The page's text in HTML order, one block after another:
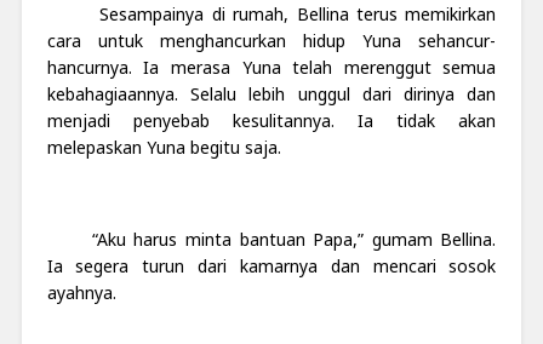
Sesampainya di rumah, Bellina terus memikirkan
cara untuk menghancurkan hidup Yuna sehancur-
hancurnya. Ia merasa Yuna telah merenggut semua
kebahagiaannya. Selalu lebih unggul dari dirinya dan
menjadi penyebab kesulitannya. Ia tidak akan
melepaskan Yuna begitu saja.
“Aku harus minta bantuan Papa,” gumam Bellina.
Ia segera turun dari kamarnya dan mencari sosok
ayahnya.